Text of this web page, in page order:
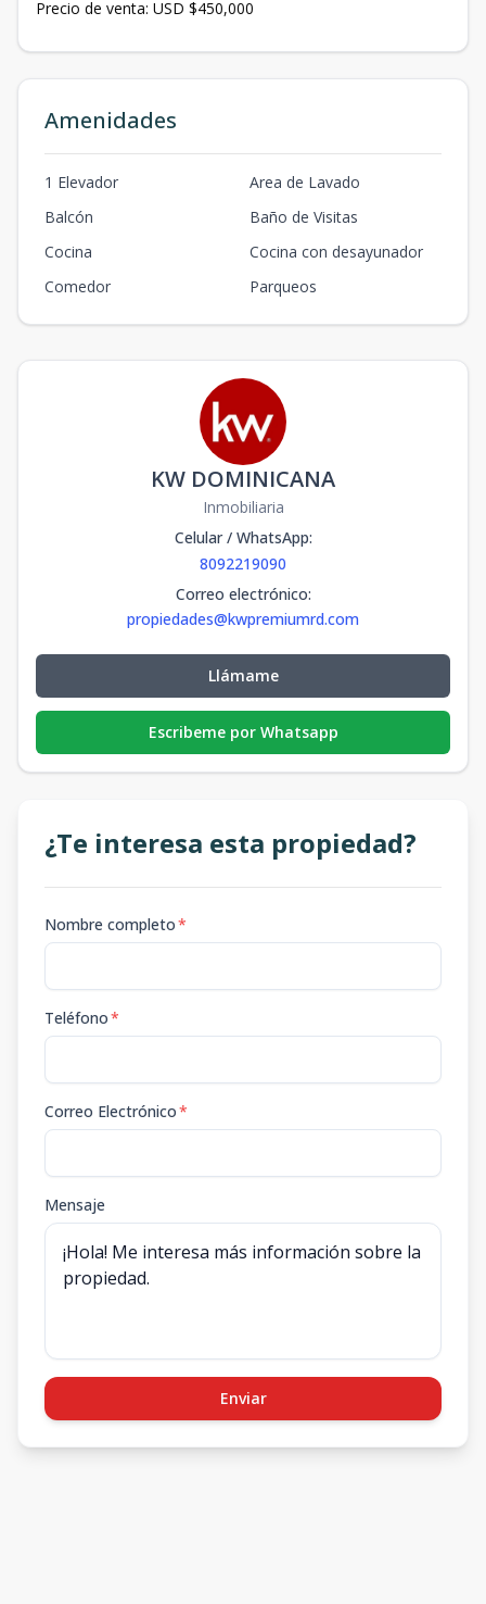
Precio de venta: USD $450,000
Amenidades
1 Elevador
Area de Lavado
Balcón
Baño de Visitas
Cocina
Cocina con desayunador
Comedor
Parqueos
KW DOMINICANA
Inmobiliaria
Celular / WhatsApp:
8092219090
Correo electrónico:
propiedades@kwpremiumrd.com
Llámame
Escribeme por Whatsapp
¿Te interesa esta propiedad?
Nombre completo*
Teléfono*
Correo Electrónico*
Mensaje
Enviar